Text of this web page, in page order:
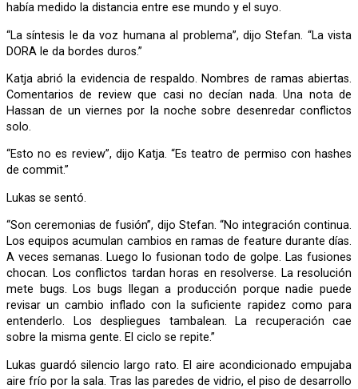
había medido la distancia entre ese mundo y el suyo.
“La síntesis le da voz humana al problema”, dijo Stefan. “La vista
DORA le da bordes duros.”
Katja abrió la evidencia de respaldo. Nombres de ramas abiertas.
Comentarios de review que casi no decían nada. Una nota de
Hassan de un viernes por la noche sobre desenredar conflictos
solo.
“Esto no es review”, dijo Katja. “Es teatro de permiso con hashes
de commit.”
Lukas se sentó.
“Son ceremonias de fusión”, dijo Stefan. “No integración continua.
Los equipos acumulan cambios en ramas de feature durante días.
A veces semanas. Luego lo fusionan todo de golpe. Las fusiones
chocan. Los conflictos tardan horas en resolverse. La resolución
mete bugs. Los bugs llegan a producción porque nadie puede
revisar un cambio inflado con la suficiente rapidez como para
entenderlo. Los despliegues tambalean. La recuperación cae
sobre la misma gente. El ciclo se repite.”
Lukas guardó silencio largo rato. El aire acondicionado empujaba
aire frío por la sala. Tras las paredes de vidrio, el piso de desarrollo